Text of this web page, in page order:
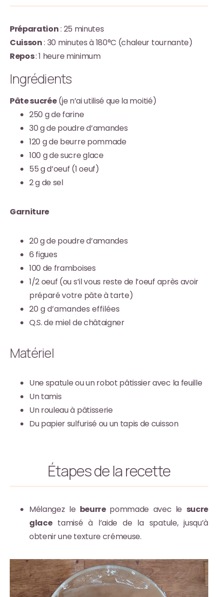
Préparation: 25 minutes
Cuisson: 30 minutes à 180°C (chaleur tournante)
Repos: 1 heure minimum
Ingrédients
Pâte sucrée(je n’ai utilisé que la moitié)
250 g de farine
30 g de poudre d’amandes
120 g de beurre pommade
100 g de sucre glace
55 g d’oeuf (1 oeuf)
2 g de sel
Garniture
20 g de poudre d’amandes
6 figues
100 de framboises
1/2 oeuf (ou s’il vous reste de l’oeuf après avoir
préparé votre pâte à tarte)
20 g d’amandes effilées
Q.S. de miel de châtaigner
Matériel
Une spatule ou un robot pâtissier avec la feuille
Un tamis
Un rouleau à pâtisserie
Du papier sulfurisé ou un tapis de cuisson
Étapes de la recette
Mélangez le beurre pommade avec le sucre
glacetamisé à l’aide de la spatule, jusqu’à
obtenir une texture crémeuse.